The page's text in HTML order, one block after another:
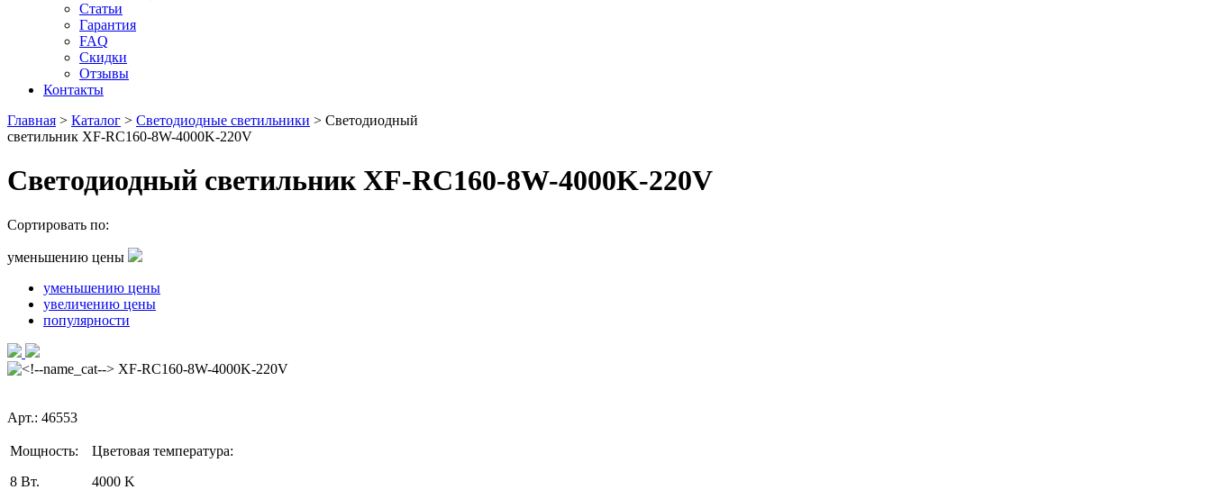
Статьи
Гарантия
FAQ
Скидки
Отзывы
Контакты
Главная > Каталог > Светодиодные светильники > Светодиодный
светильник XF-RC160-8W-4000K-220V
Светодиодный светильник XF-RC160-8W-4000K-220V
Сортировать по:
уменьшению цены
уменьшению цены
увеличению цены
популярности
Арт.: 46553
Мощность:
8 Вт.
Цветовая температура:
4000 K